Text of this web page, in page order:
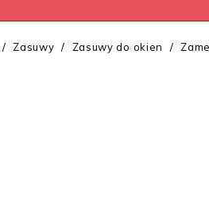
Zasuwy Zasuwy do okien